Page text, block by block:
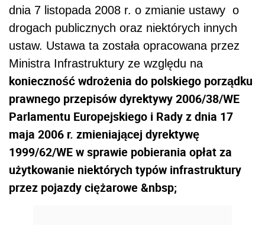
dnia 7 listopada 2008 r. o zmianie ustawy o
drogach publicznych oraz niektórych innych
ustaw. Ustawa ta została opracowana przez
Ministra Infrastruktury ze względu na
konieczność wdrożenia do polskiego porządku
prawnego przepisów dyrektywy 2006/38/WE
Parlamentu Europejskiego i Rady z dnia 17
maja 2006 r. zmieniającej dyrektywę
1999/62/WE w sprawie pobierania opłat za
użytkowanie niektórych typów infrastruktury
przez pojazdy ciężarowe &nbsp;